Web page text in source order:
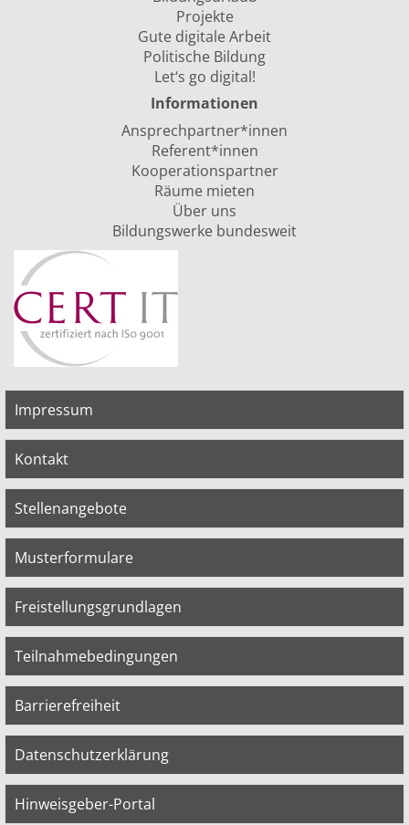
Projekte
Gute digitale Arbeit
Politische Bildung
Let‘s go digital!
Informationen
Ansprechpartner*innen
Referent*innen
Kooperationspartner
Räume mieten
Über uns
Bildungswerke bundesweit
Impressum
Kontakt
Stellenangebote
Musterformulare
Freistellungsgrundlagen
Teilnahmebedingungen
Barrierefreiheit
Datenschutzerklärung
Hinweisgeber-Portal